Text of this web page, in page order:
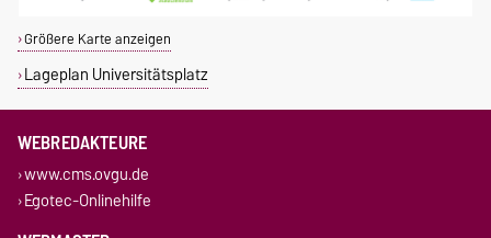
Größere Karte anzeigen
Lageplan Universitätsplatz
WEBREDAKTEURE
www.cms.ovgu.de
Egotec-Onlinehilfe